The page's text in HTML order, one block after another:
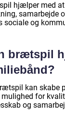
hjælper med
samarbejde
sociale og
brætspil
kan skabe
mulighed for
og